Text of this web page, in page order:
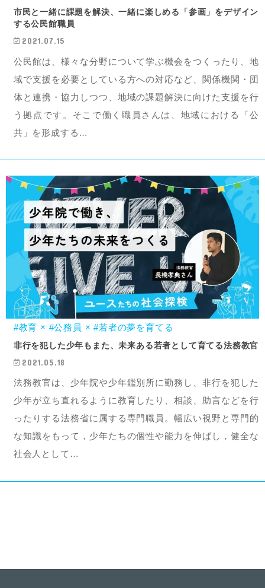
市民と一緒に課題を解決、一緒に楽しめる「参画」をデザイン
する公民館職員
2021.07.15
公民館は、様々な分野について学ぶ機会をつくったり、地
域で支援を必要としている方への対応など、関係機関・団
体と連携・協力しつつ、地域の課題解決に向けた支援を行
う拠点です。そこで働く職員さんは、地域における「公
共」を形成する…
#教育 × #公務員 × #若者の夢を育てる
非行を犯した少年もまた、未来ある若者として育てる法務教官
2021.05.18
法務教官は、少年院や少年鑑別所に勤務し、非行を犯した
少年が立ち直れるように教育したり、相談、助言などを行
ったりする法務省に属する専門職員。幅広い視野と専門的
な知識をもって，少年たちの個性や能力を伸ばし，健全な
社会人として…